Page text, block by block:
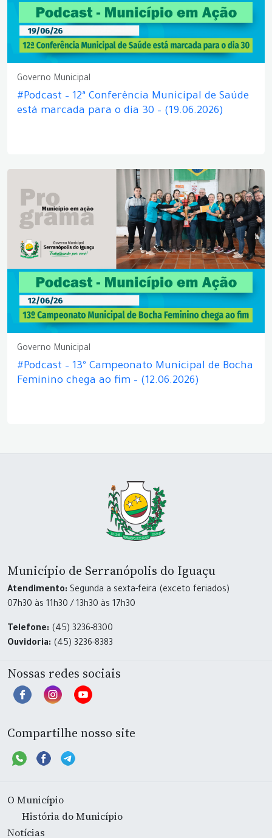
Governo Municipal
#Podcast – 12ª Conferência Municipal de Saúde
está marcada para o dia 30 – (19.06.2026)
Governo Municipal
#Podcast – 13º Campeonato Municipal de Bocha
Feminino chega ao fim – (12.06.2026)
Município de Serranópolis do Iguaçu
Atendimento: Segunda a sexta-feira (exceto feriados)
07h30 às 11h30 / 13h30 às 17h30
Telefone: (45) 3236-8300
Ouvidoria: (45) 3236-8383
Nossas redes sociais
Compartilhe nosso site
O Município
História do Município
Notícias